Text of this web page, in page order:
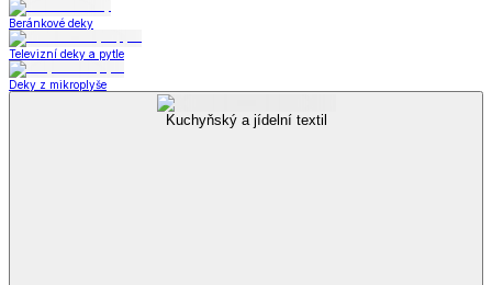
Beránkové deky
Televizní deky a pytle
Deky z mikroplyše
Kuchyňský a jídelní textil